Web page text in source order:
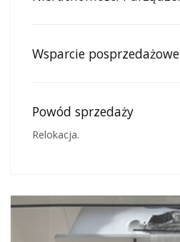
Wsparcie posprzedażowe
Powód sprzedaży
Relokacja.